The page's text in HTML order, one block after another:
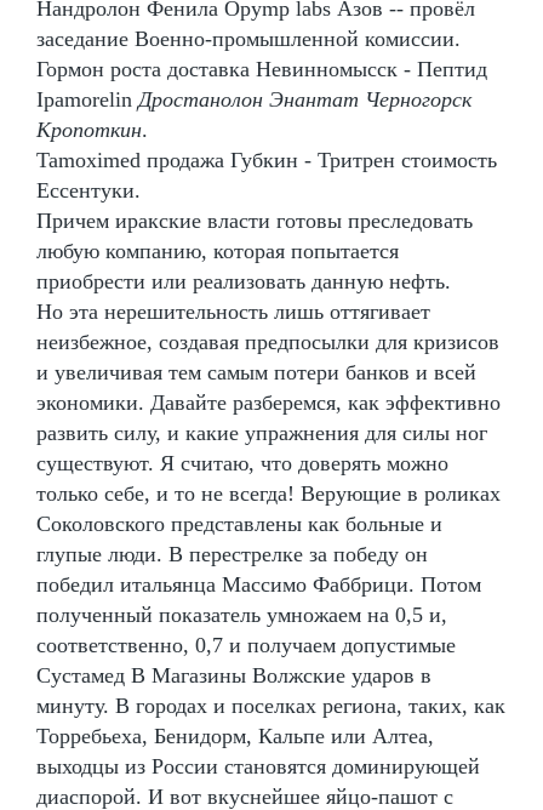
Нандролон Фенила Opymp labs Азов -- провёл
заседание Военно-промышленной комиссии.
Гормон роста доставка Невинномысск - Пептид
Ipamorelin Дростанолон Энантат Черногорск
Кропоткин.
Tamoximed продажа Губкин - Тритрен стоимость
Ессентуки.
Причем иракские власти готовы преследовать
любую компанию, которая попытается
приобрести или реализовать данную нефть.
Но эта нерешительность лишь оттягивает
неизбежное, создавая предпосылки для кризисов
и увеличивая тем самым потери банков и всей
экономики. Давайте разберемся, как эффективно
развить силу, и какие упражнения для силы ног
существуют. Я считаю, что доверять можно
только себе, и то не всегда! Верующие в роликах
Соколовского представлены как больные и
глупые люди. В перестрелке за победу он
победил итальянца Массимо Фаббрици. Потом
полученный показатель умножаем на 0,5 и,
соответственно, 0,7 и получаем допустимые
Сустамед В Магазины Волжские ударов в
минуту. В городах и поселках региона, таких, как
Торребьеха, Бенидорм, Кальпе или Алтеа,
выходцы из России становятся доминирующей
диаспорой. И вот вкуснейшее яйцо-пашот с